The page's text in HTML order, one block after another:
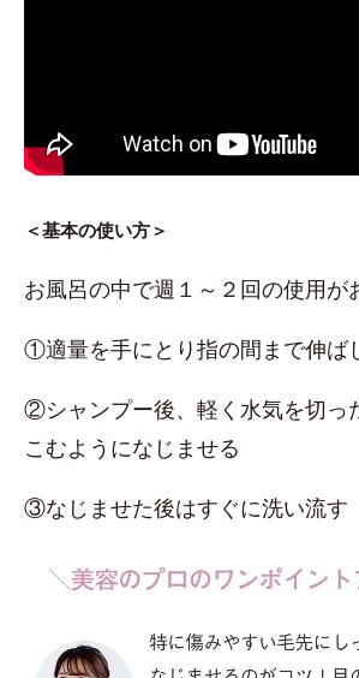
＜基本の使い方＞
お風呂の中で週１～２回の使用が
①適量を手にとり指の間まで伸ば
②シャンプー後、軽く水気を切っ
こむようになじませる
③なじませた後はすぐに洗い流す